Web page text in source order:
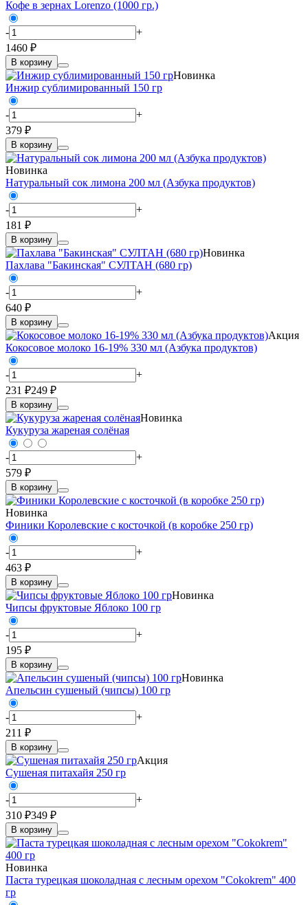
Кофе в зернах Lorenzo (1000 гр.)
-
+
1460 ₽
В корзину
Новинка
Инжир сублимированный 150 гр
-
+
379 ₽
В корзину
Новинка
Натуральный сок лимона 200 мл (Азбука продуктов)
-
+
181 ₽
В корзину
Новинка
Пахлава "Бакинская" СУЛТАН (680 гр)
-
+
640 ₽
В корзину
Акция
Кокосовое молоко 16-19% 330 мл (Азбука продуктов)
-
+
231 ₽249 ₽
В корзину
Новинка
Кукуруза жареная солёная
-
+
579 ₽
В корзину
Новинка
Финики Королевские с косточкой (в коробке 250 гр)
-
+
463 ₽
В корзину
Новинка
Чипсы фруктовые Яблоко 100 гр
-
+
195 ₽
В корзину
Новинка
Апельсин сушеный (чипсы) 100 гр
-
+
211 ₽
В корзину
Акция
Сушеная питахайя 250 гр
-
+
310 ₽349 ₽
В корзину
Новинка
Паста турецкая шоколадная с лесным орехом "Cokokrem" 400
гр